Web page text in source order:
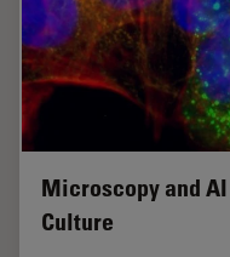
Microscopy and
Culture